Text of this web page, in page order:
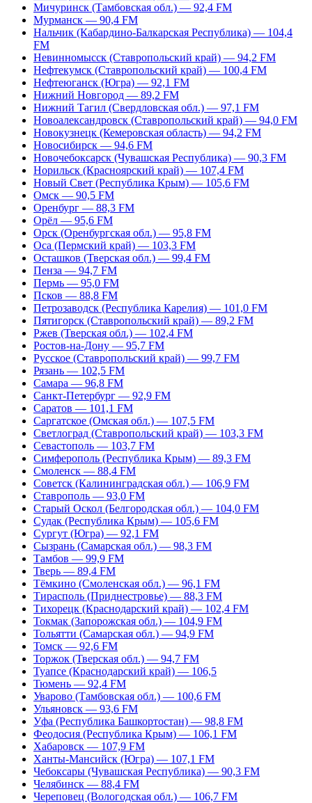
Мичуринск (Тамбовская обл.) — 92,4 FM
Мурманск — 90,4 FM
Нальчик (Кабардино-Балкарская Республика) — 104,4
FM
Невинномысск (Ставропольский край) — 94,2 FM
Нефтекумск (Ставропольский край) — 100,4 FM
Нефтеюганск (Югра) — 92,1 FM
Нижний Новгород — 89,2 FM
Нижний Тагил (Свердловская обл.) — 97,1 FM
Новоалександровск (Ставропольский край) — 94,0 FM
Новокузнецк (Кемеровская область) — 94,2 FM
Новосибирск — 94,6 FM
Новочебоксарск (Чувашская Республика) — 90,3 FM
Норильск (Красноярский край) — 107,4 FM
Новый Свет (Республика Крым) — 105,6 FM
Омск — 90,5 FM
Оренбург — 88,3 FM
Орёл — 95,6 FM
Орск (Оренбургская обл.) — 95,8 FM
Оса (Пермский край) — 103,3 FM
Осташков (Тверская обл.) — 99,4 FM
Пенза — 94,7 FM
Пермь — 95,0 FM
Псков — 88,8 FM
Петрозаводск (Республика Карелия) — 101,0 FM
Пятигорск (Ставропольский край) — 89,2 FM
Ржев (Тверская обл.) — 102,4 FM
Ростов-на-Дону — 95,7 FM
Русское (Ставропольский край) — 99,7 FM
Рязань — 102,5 FM
Самара — 96,8 FM
Санкт-Петербург — 92,9 FM
Саратов — 101,1 FM
Саргатское (Омская обл.) — 107,5 FM
Светлоград (Ставропольский край) — 103,3 FM
Севастополь — 103,7 FM
Симферополь (Республика Крым) — 89,3 FM
Смоленск — 88,4 FM
Советск (Калининградская обл.) — 106,9 FM
Ставрополь — 93,0 FM
Старый Оскол (Белгородская обл.) — 104,0 FM
Судак (Республика Крым) — 105,6 FM
Сургут (Югра) — 92,1 FM
Сызрань (Самарская обл.) — 98,3 FM
Тамбов — 99,9 FM
Тверь — 89,4 FM
Тёмкино (Смоленская обл.) — 96,1 FM
Тирасполь (Приднестровье) — 88,3 FM
Тихорецк (Краснодарский край) — 102,4 FM
Токмак (Запорожская обл.) — 104,9 FM
Тольятти (Самарская обл.) — 94,9 FM
Томск — 92,6 FM
Торжок (Тверская обл.) — 94,7 FM
Туапсе (Краснодарский край) — 106,5
Тюмень — 92,4 FM
Уварово (Тамбовская обл.) — 100,6 FM
Ульяновск — 93,6 FM
Уфа (Республика Башкортостан) — 98,8 FM
Феодосия (Республика Крым) — 106,1 FM
Хабаровск — 107,9 FM
Ханты-Мансийск (Югра) — 107,1 FM
Чебоксары (Чувашская Республика) — 90,3 FM
Челябинск — 88,4 FM
Череповец (Вологодская обл.) — 106,7 FM